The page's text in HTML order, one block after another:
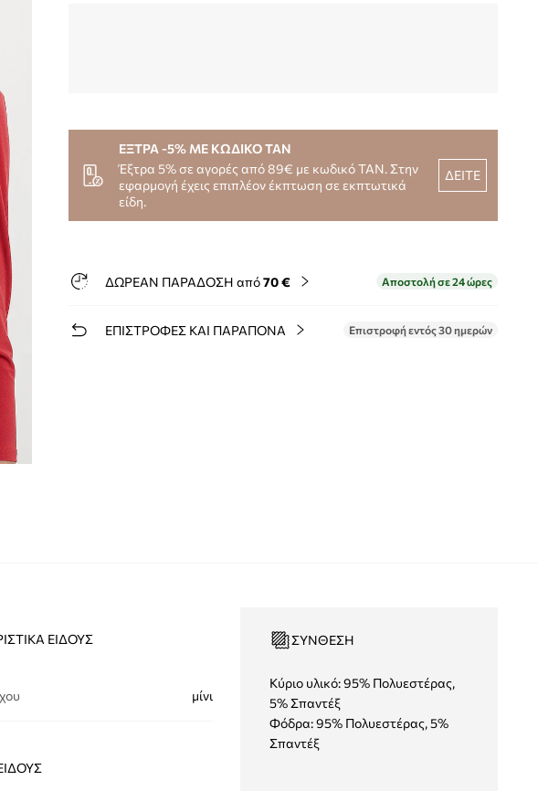
ΕΞΤΡΑ -5% ΜΕ ΚΩΔΙΚΟ TAN
Έξτρα 5% σε αγορές από 89€ με κωδικό TAN. Στην
εφαρμογή έχεις επιπλέον έκπτωση σε εκπτωτικά
είδη.
ΔΕΙΤΕ
ΔΩΡΕΑΝ ΠΑΡΑΔΟΣΗ από70 € Αποστολή σε 24 ώρες
ΕΠΙΣΤΡΟΦΕΣ ΚΑΙ ΠΑΡΑΠΟΝΑ Επιστροφή εντός 30 ημερών
ΕΊΔΟΥΣ
μίνι
ΣΎΝΘΕΣΗ
Κύριο υλικό: 95% Πολυεστέρας,
5% Σπαντέξ
Φόδρα: 95% Πολυεστέρας, 5%
Σπαντέξ